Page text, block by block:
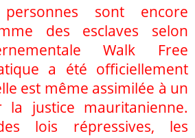
sont encore
des esclaves selon
Walk Free
a été officiellement
est même assimilée à un
la justice mauritanienne.
lois répressives, les